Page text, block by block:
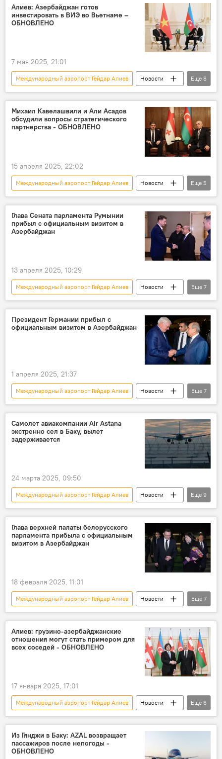
официальный визит
Парламент
Северная Македония
Организация черноморского экономического сотрудничества
Алиев: Азербайджан готов
инвестировать в ВИЭ во Вьетнаме –
ОБНОВЛЕНО
7 мая 2025, 21:01
Международный аэропорт Гейдар Алиев
Новости
Азербайджан
Вьетнам
Генсек
Баку
государственный флаг
Визит
Ильхам Алиев
Мехрибан Алиева
Еще 8
Михаил Кавелашвили и Али Асадов
обсудили вопросы стратегического
партнерства - ОБНОВЛЕНО
15 апреля 2025, 22:02
Международный аэропорт Гейдар Алиев
Новости
Азербайджан
Грузия
Президент
Официальный визит
президент Грузии Михаил Кавелашвили
Еще 5
Глава Сената парламента Румынии
прибыл с официальным визитом в
Азербайджан
13 апреля 2025, 10:29
Международный аэропорт Гейдар Алиев
Новости
Азербайджан
Румыния
двусторонние отношения
Официальный визит
Сенат
Еще 7
Президент Германии прибыл с
официальным визитом в Азербайджан
1 апреля 2025, 21:37
Международный аэропорт Гейдар Алиев
Новости
Азербайджан
Германия
Президент
Франк-Вальтер Штайнмайер
Еще 7
Самолет авиакомпании Air Astana
экстренно сел в Баку, вылет
задерживается
24 марта 2025, 09:50
Международный аэропорт Гейдар Алиев
Новости
Азербайджан
Баку
Вынужденная посадка
авиакомпания Air Astana
Пассажир
Еще 9
Глава верхней палаты белорусского
парламента прибыла с официальным
визитом в Азербайджан
18 февраля 2025, 11:01
Международный аэропорт Гейдар Алиев
Новости
Азербайджан
Беларусь
Милли Меджлис
Парламент
Официальный визит
Баку Встреча
Еще 7
Алиев: грузино-азербайджанские
отношения могут стать примером для
всех соседей - ОБНОВЛЕНО
17 января 2025, 17:01
Международный аэропорт Гейдар Алиев
Новости
Азербайджан
Грузия
премьер-министр Грузии Ираклий Кобахидзе
Рабочий визит
Баку
Еще 6
Из Гянджи в Баку: AZAL возвращает
пассажиров после непогоды -
ОБНОВЛЕНО